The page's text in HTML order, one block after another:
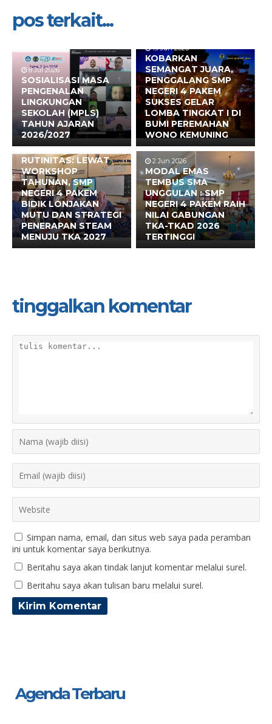
pos terkait...
8 Jul 2026
SOSIALISASI MASA
PENGENALAN
LINGKUNGAN
SEKOLAH (MPLS)
TAHUN AJARAN
2026/2027
19 Jun 2026
KOBARKAN
SEMANGAT JUARA,
PENGGALANG SMP
NEGERI 4 PAKEM
SUKSES GELAR
LOMBA TINGKAT I DI
BUMI PEREMAHAN
WONO KEMUNING
17 Jun 2026
BUKAN SEKADAR
RUTINITAS: LEWAT
WORKSHOP
TAHUNAN, SMP
NEGERI 4 PAKEM
BIDIK LONJAKAN
MUTU DAN STRATEGI
PENERAPAN STEAM
MENUJU TKA 2027
2 Jun 2026
MODAL EMAS
TEMBUS SMA
UNGGULAN : SMP
NEGERI 4 PAKEM RAIH
NILAI GABUNGAN
TKA-TKAD 2026
TERTINGGI
tinggalkan komentar
Simpan nama, email, dan situs web saya pada peramban
ini untuk komentar saya berikutnya.
Beritahu saya akan tindak lanjut komentar melalui surel.
Beritahu saya akan tulisan baru melalui surel.
Agenda Terbaru